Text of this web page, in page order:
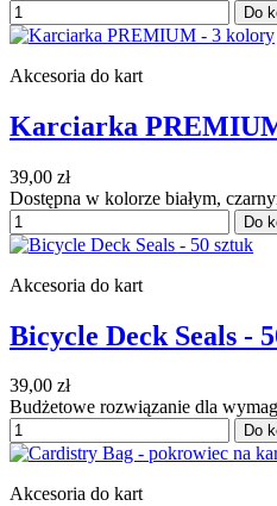
Do
Akcesoria do kart
Karciarka
39,00 zł
Dostępna w kolorze białym,
Do
Akcesoria do kart
Bicycle Deck Seals -
39,00 zł
Budżetowe rozwiązanie dla
Do
Akcesoria do kart